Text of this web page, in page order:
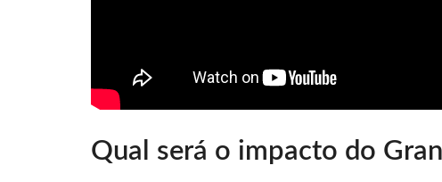
Qual será o impacto do